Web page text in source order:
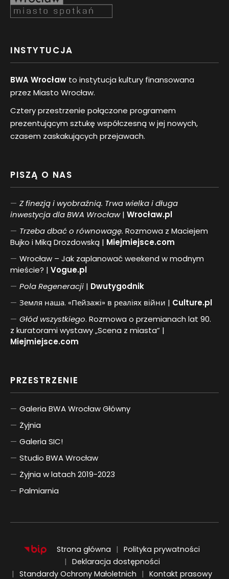
INSTYTUCJA
BWA Wrocław to instytucja kultury finansowana
przez Miasto Wrocław.
Cztery przestrzenie połączone programem
prezentującym sztukę współczesną w jej nowych,
czasem zaskakujących przejawach.
PISZĄ O NAS
Z finezją i wyobraźnią. Trwa wielka i długa
inwestycja dla BWA Wrocław| Wrocław.pl
Trzeba dbać o równowagę. Rozmowa z Maciejem
Bujko i Miką Drozdowską | Miejmiejsce.com
Wrocław – Jak zaplanować weekend w modnym
mieście? | Vogue.pl
PolaRegeneracji | Dwutygodnik
Земля наша. «Пейзажі» в реаліях війни | Culture.pl
Głód wszystkiego. Rozmowa o przemianach lat 90.
z kuratorami wystawy „Scena z miasta” |
Miejmiejsce.com
PRZESTRZENIE
Galeria BWA Wrocław Główny
Żyjnia
Galeria SIC!
Studio BWA Wrocław
Żyjnia w latach 2019-2023
Palmiarnia
Strona główna
Polityka prywatności
Deklaracja dostępności
Standardy Ochrony Małoletnich
Kontakt prasowy